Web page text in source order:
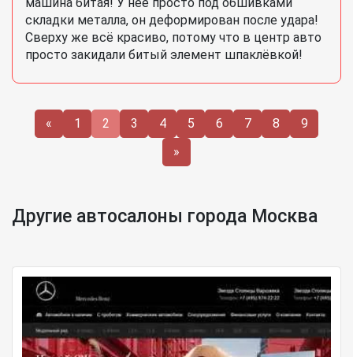
машина битая! У неё просто под обшивками
складки металла, он деформирован после удара!
Сверху же всё красиво, потому что в центр авто
просто закидали битый элемент шпаклёвкой!
« 1 2 3 4 5 6 7 8
9
»
Другие автосалоны города Москва